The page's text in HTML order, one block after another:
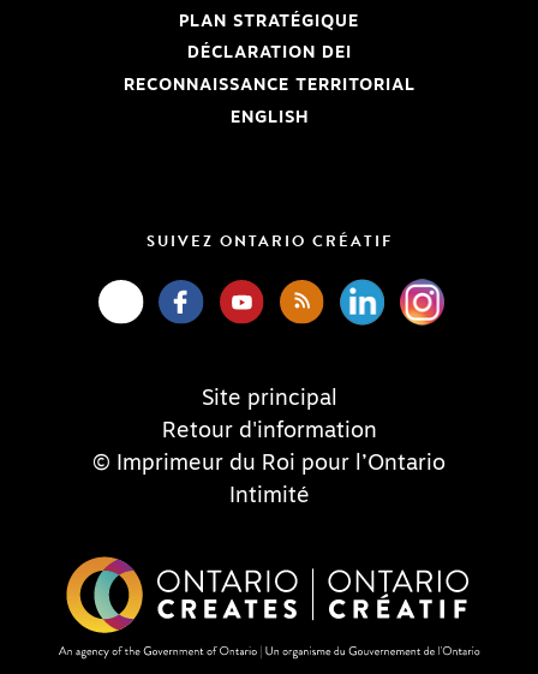
PLAN STRATÉGIQUE
DÉCLARATION DEI
RECONNAISSANCE TERRITORIAL
ENGLISH
SUIVEZ ONTARIO CRÉATIF
Site principal
Retour d'information
© Imprimeur du Roi pour l’Ontario
Intimité